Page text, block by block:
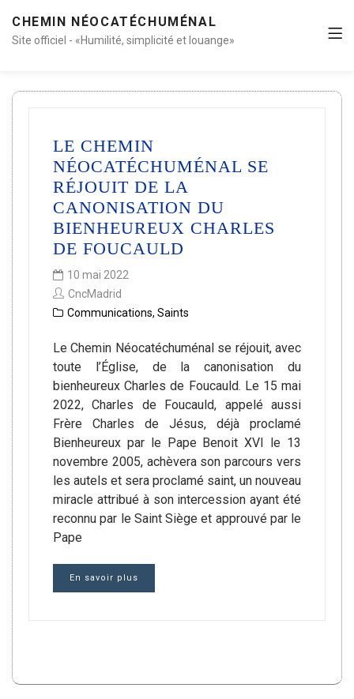
CHEMIN NÉOCATÉCHUMÉNAL
Site officiel - «Humilité, simplicité et louange»
LE CHEMIN
NÉOCATÉCHUMÉNAL SE
RÉJOUIT DE LA
CANONISATION DU
BIENHEUREUX CHARLES
DE FOUCAULD
10 mai 2022
CncMadrid
Communications, Saints
Le Chemin Néocatéchuménal se réjouit, avec
toute l’Église, de la canonisation du
bienheureux Charles de Foucauld. Le 15 mai
2022, Charles de Foucauld, appelé aussi
Frère Charles de Jésus, déjà proclamé
Bienheureux par le Pape Benoit XVI le 13
novembre 2005, achèvera son parcours vers
les autels et sera proclamé saint, un nouveau
miracle attribué à son intercession ayant été
reconnu par le Saint Siège et approuvé par le
Pape
En savoir plus